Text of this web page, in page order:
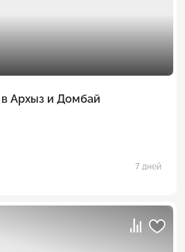
Архыз и Домбай
7 дней